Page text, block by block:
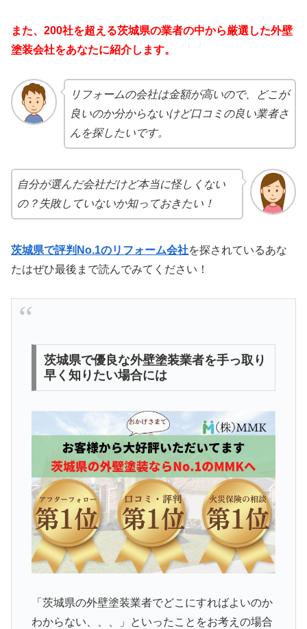
また、200社を超える茨城県の業者の中から厳選した外壁
塗装会社をあなたに紹介します。
リフォームの会社は金額が高いので、どこが
良いのか分からないけど口コミの良い業者さ
んを探したいです。
自分が選んだ会社だけど本当に怪しくない
の？失敗していないか知っておきたい！
茨城県で評判No.1のリフォーム会社を探されているあな
たはぜひ最後まで読んでみてください！
茨城県で優良な外壁塗装業者を手っ取り
早く知りたい場合には
「茨城県の外壁塗装業者でどこにすればよいのか
わからない、、、」といったことをお考えの場合